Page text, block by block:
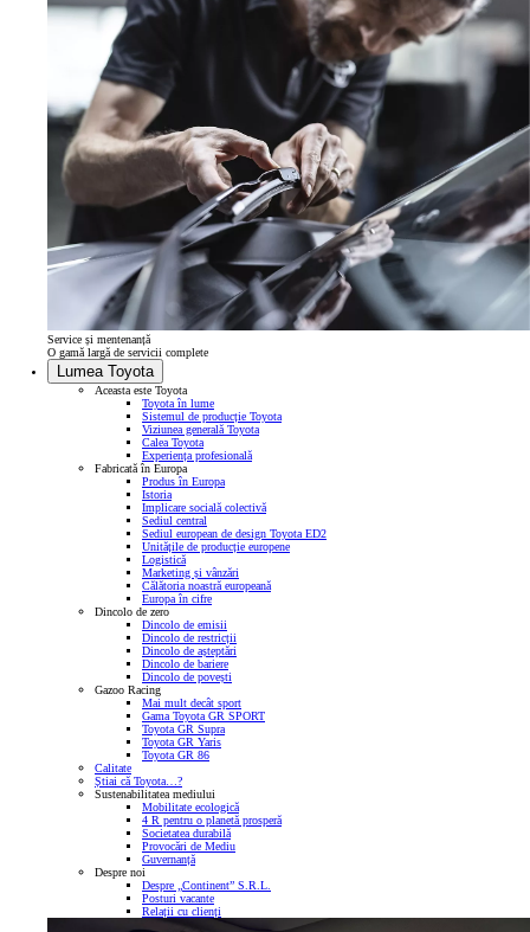
Service și mentenanță
O gamă largă de servicii complete
Lumea Toyota
Aceasta este Toyota
Toyota în lume
Sistemul de producție Toyota
Viziunea generală Toyota
Calea Toyota
Experiența profesională
Fabricată în Europa
Produs în Europa
Istoria
Implicare socială colectivă
Sediul central
Sediul european de design Toyota ED2
Unitățile de producție europene
Logistică
Marketing și vânzări
Călătoria noastră europeană
Europa în cifre
Dincolo de zero
Dincolo de emisii
Dincolo de restricții
Dincolo de așteptări
Dincolo de bariere
Dincolo de povești
Gazoo Racing
Mai mult decât sport
Gama Toyota GR SPORT
Toyota GR Supra
Toyota GR Yaris
Toyota GR 86
Calitate
Știai că Toyota…?
Sustenabilitatea mediului
Mobilitate ecologică
4 R pentru o planetă prosperă
Societatea durabilă
Provocări de Mediu
Guvernanță
Despre noi
Despre „Continent” S.R.L.
Posturi vacante
Relații cu clienți